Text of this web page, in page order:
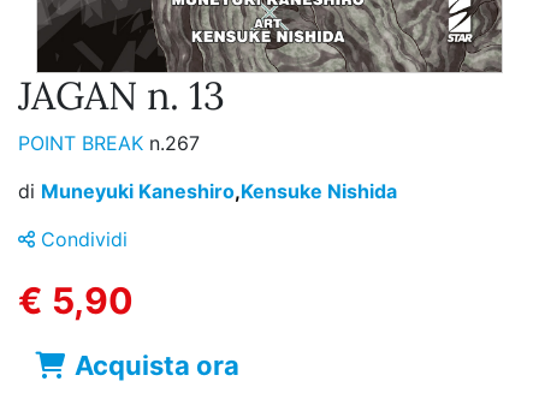
JAGAN n. 13
POINT BREAK n.267
di Muneyuki Kaneshiro,Kensuke Nishida
Condividi
€ 5,90
Acquista ora